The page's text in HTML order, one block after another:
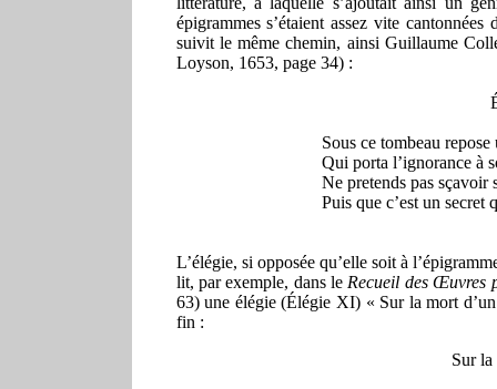
épigrammes s’étaient assez vite
suivit le même chemin, ainsi Guillaume
Loyson, 1653, page 34) :
Sous ce tombeau
Qui porta l’ignorance à
Ne pretends pas sçavoir
Puis que c’est un secret
L’élégie, si opposée qu’elle soit à
lit, par exemple, dans le Recueil des Œuvres
63) une élégie (Élégie XI) « Sur la mort
fin :
Sur